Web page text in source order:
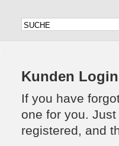
Kunden
If you have
one for you.
registered, and